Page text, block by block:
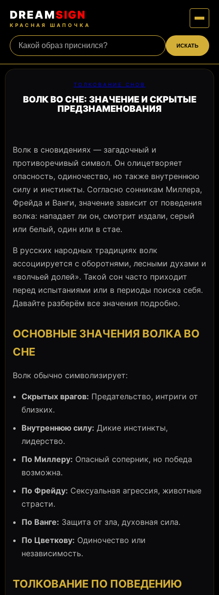
DREAMSIGN
КРАСНАЯ ШАПОЧКА
ИСКАТЬ
ТОЛКОВАНИЕ СНОВ
ВОЛК ВО СНЕ: ЗНАЧЕНИЕ И СКРЫТЫЕ
ПРЕДЗНАМЕНОВАНИЯ
Волк в сновидениях — загадочный и
противоречивый символ. Он олицетворяет
опасность, одиночество, но также внутреннюю
силу и инстинкты. Согласно сонникам Миллера,
Фрейда и Ванги, значение зависит от поведения
волка: нападает ли он, смотрит издали, серый
или белый, один или в стае.
В русских народных традициях волк
ассоциируется с оборотнями, лесными духами и
«волчьей долей». Такой сон часто приходит
перед испытаниями или в периоды поиска себя.
Давайте разберём все значения подробно.
ОСНОВНЫЕ ЗНАЧЕНИЯ ВОЛКА ВО
СНЕ
Волк обычно символизирует:
Скрытых врагов: Предательство, интриги от
близких.
Внутреннюю силу: Дикие инстинкты,
лидерство.
По Миллеру: Опасный соперник, но победа
возможна.
По Фрейду: Сексуальная агрессия, животные
страсти.
По Ванге: Защита от зла, духовная сила.
По Цветкову: Одиночество или
независимость.
ТОЛКОВАНИЕ ПО ПОВЕДЕНИЮ